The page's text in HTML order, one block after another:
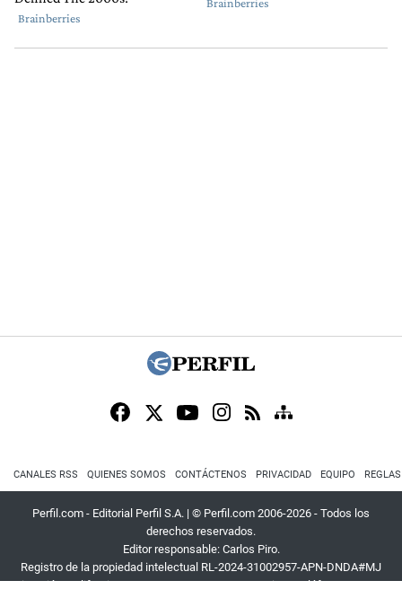
CANALES RSS QUIENES SOMOS CONTÁCTENOS PRIVACIDAD EQUIPO
Perfil.com - Editorial Perfil S.A. | © Perfil.com 2006-2026 - Todos los
derechos reservados.
Editor responsable: Carlos Piro.
Registro de la propiedad intelectual RL-2024-31002957-APN-DNDA#MJ
Dirección:California 2715,C1289ABI,CABA, Argentina| Teléfono:+54 9 11